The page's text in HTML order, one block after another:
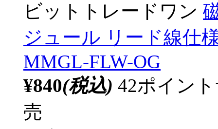
ビットトレードワン
ジュール リード線仕
MMGL-FLW-OG
¥840(税込) 42ポイン
売